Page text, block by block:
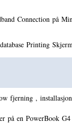
Connection på
Printing
fjerning ,
på en PowerBook G4